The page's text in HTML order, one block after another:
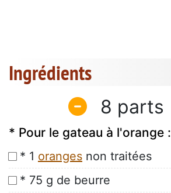
Ingrédients
8
* Pour le gateau à l'orange :
* 1 oranges non traitées
* 75 g de beurre